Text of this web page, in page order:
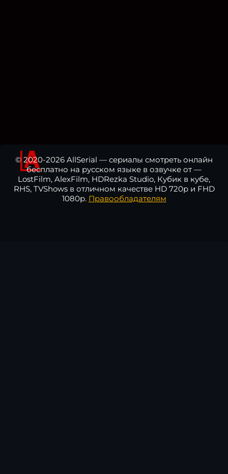
© 2020-2026 AllSerial — сериалы смотреть онлайн
бесплатно на русском языке в озвучке от —
LostFilm, AlexFilm, HDRezka Studio, Кубик в кубе,
RHS, TVShows в отличном качестве HD 720p и FHD
1080p. Правообладателям